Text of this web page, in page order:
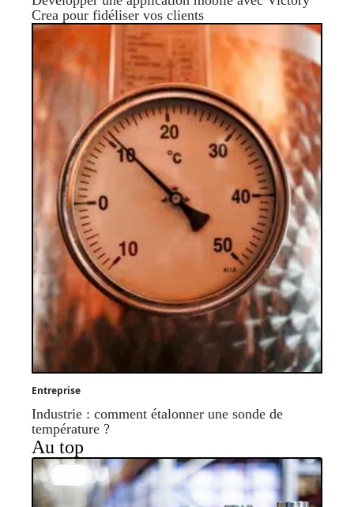
Crea pour fidéliser vos clients
Entreprise
Industrie : comment étalonner une sonde de
température ?
Au top